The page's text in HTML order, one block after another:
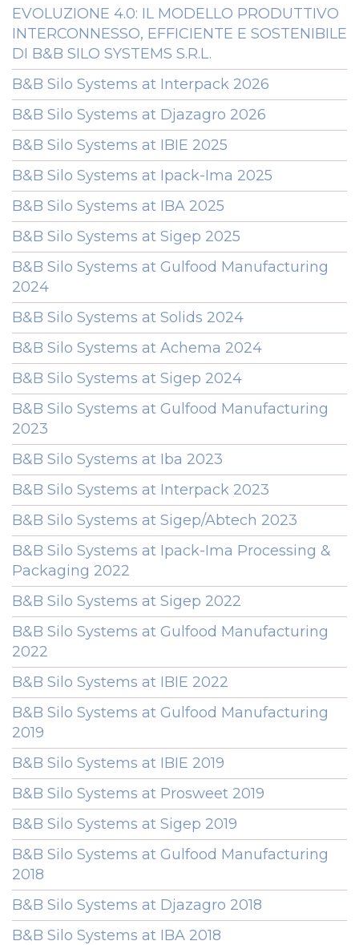
EVOLUZIONE 4.0: IL MODELLO PRODUTTIVO
INTERCONNESSO, EFFICIENTE E SOSTENIBILE
DI B&B SILO SYSTEMS S.R.L.
B&B Silo Systems at Interpack 2026
B&B Silo Systems at Djazagro 2026
B&B Silo Systems at IBIE 2025
B&B Silo Systems at Ipack-Ima 2025
B&B Silo Systems at IBA 2025
B&B Silo Systems at Sigep 2025
B&B Silo Systems at Gulfood Manufacturing
2024
B&B Silo Systems at Solids 2024
B&B Silo Systems at Achema 2024
B&B Silo Systems at Sigep 2024
B&B Silo Systems at Gulfood Manufacturing
2023
B&B Silo Systems at Iba 2023
B&B Silo Systems at Interpack 2023
B&B Silo Systems at Sigep/Abtech 2023
B&B Silo Systems at Ipack-Ima Processing &
Packaging 2022
B&B Silo Systems at Sigep 2022
B&B Silo Systems at Gulfood Manufacturing
2022
B&B Silo Systems at IBIE 2022
B&B Silo Systems at Gulfood Manufacturing
2019
B&B Silo Systems at IBIE 2019
B&B Silo Systems at Prosweet 2019
B&B Silo Systems at Sigep 2019
B&B Silo Systems at Gulfood Manufacturing
2018
B&B Silo Systems at Djazagro 2018
B&B Silo Systems at IBA 2018